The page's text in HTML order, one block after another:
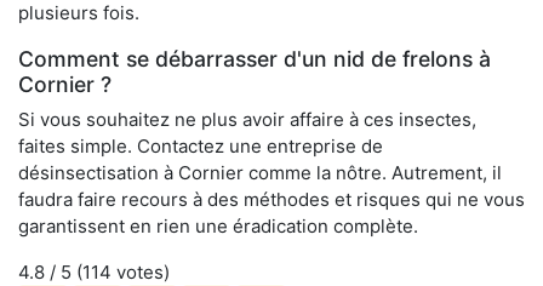
plusieurs fois.
Comment se débarrasser d'un nid de frelons à
Cornier ?
Si vous souhaitez ne plus avoir affaire à ces insectes,
faites simple. Contactez une entreprise de
désinsectisation à Cornier comme la nôtre. Autrement, il
faudra faire recours à des méthodes et risques qui ne vous
garantissent en rien une éradication complète.
4.8 / 5 (114 votes)